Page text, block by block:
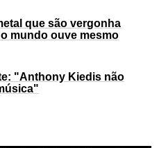
que são vergonha
mundo ouve mesmo
"Anthony Kiedis não